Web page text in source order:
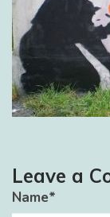
Leave a
Name*